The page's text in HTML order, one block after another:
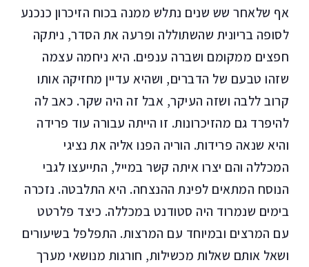
אף שלאחר שש שנים נתלש ממנה בכוח הזיכרון כנכנע
לסופה בריונית שהשתוללה ופרעה את הסדר, ניתקה
חפצים ממקומם ושברה ענפים. היא ניחמה עצמה
שזהו טבעם של הדברים, ושהיא עדיין מחזיקה אותו
קרוב ללבה ושזה העיקר, אבל זה היה שקר. כאב לה
להיפרד גם מהזיכרונות. זו הייתה עבורה עוד פרידה
והיא שנאה פרידות. הוריה הפנו אליה את נציגי
המכללה והם יצרו איתה קשר במייל, התייעצו לגבי
הנוסח המתאים לפינת ההנצחה. היא התלבטה. נזכרה
בימים שנמרוד היה סטודנט במכללה. כיצד פלרטט
עם המרצים ובמיוחד עם המרצות. התפלפל בשיעורים
ושאל אותם שאלות מכשילות, חורגות מנושאי מערך